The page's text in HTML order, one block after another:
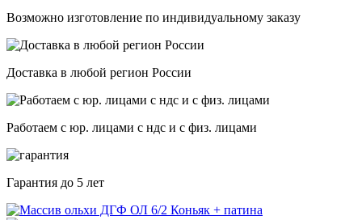
Возможно изготовление по индивидуальному заказу
Доставка в любой регион России
Работаем с юр. лицами с ндс и с физ. лицами
Гарантия до 5 лет